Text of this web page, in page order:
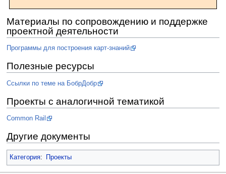
Материалы по сопровождению и поддержке
проектной деятельности
Программы для построения карт-знаний
Полезные ресурсы
Ссылки по теме на БобрДобр
Проекты с аналогичной тематикой
Common Rail
Другие документы
Категория: Проекты